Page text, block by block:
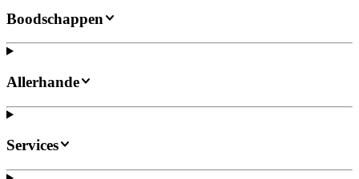
Boodschappen
Allerhande
Services